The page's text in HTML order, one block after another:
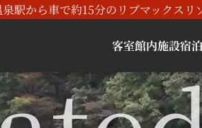
駅から車で約15分のリブマックスリ
客室館内施設宿